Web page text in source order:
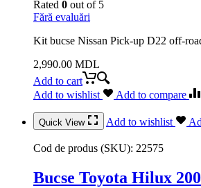
Rated 0 out of 5
Fără evaluări
Kit bucse Nissan Pick-up D22 off-
2,990.00 MDL
Add to cart
Add to wishlist
Add to compare
Quick View Add to wishlist
Cod de produs (SKU): 22575
Bucse Toyota Hilux